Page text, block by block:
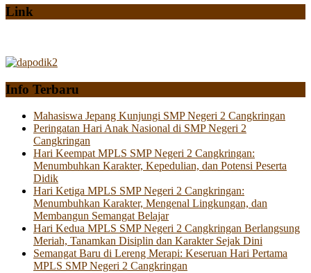
Link
Info Terbaru
Mahasiswa Jepang Kunjungi SMP Negeri 2 Cangkringan
Peringatan Hari Anak Nasional di SMP Negeri 2
Cangkringan
Hari Keempat MPLS SMP Negeri 2 Cangkringan:
Menumbuhkan Karakter, Kepedulian, dan Potensi Peserta
Didik
Hari Ketiga MPLS SMP Negeri 2 Cangkringan:
Menumbuhkan Karakter, Mengenal Lingkungan, dan
Membangun Semangat Belajar
Hari Kedua MPLS SMP Negeri 2 Cangkringan Berlangsung
Meriah, Tanamkan Disiplin dan Karakter Sejak Dini
Semangat Baru di Lereng Merapi: Keseruan Hari Pertama
MPLS SMP Negeri 2 Cangkringan